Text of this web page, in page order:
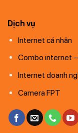
Dịch vụ
Internet cá nhân
Combo internet
Internet doanh
Camera FPT